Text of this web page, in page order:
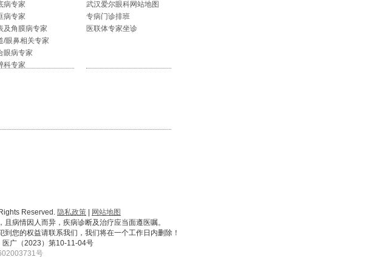
病专家
病专家
及角膜病专家
/眼鼻相关专家
眼病专家
科专家
武汉爱尔眼科网站地图
专病门诊排班
医联体专家坐诊
Reserved. 隐私政策
网站地图
病情因人而异，疾病诊断及治疗应当面遵医嘱。
您的权益请联系我们，我们将在一个工作日内删除！
医广（2023）第10-11-04号
号